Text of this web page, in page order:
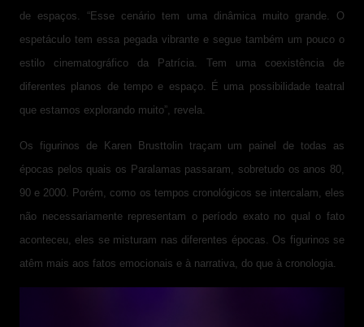
de espaços. “Esse cenário tem uma dinâmica muito grande. O
espetáculo tem essa pegada vibrante e segue também um pouco o
estilo cinematográfico da Patrícia. Tem uma coexistência de
diferentes planos de tempo e espaço. É uma possibilidade teatral
que estamos explorando muito”, revela.
Os figurinos de Karen Brusttolin traçam um painel de todas as
épocas pelos quais os Paralamas passaram, sobretudo os anos 80,
90 e 2000. Porém, como os tempos cronológicos se intercalam, eles
não necessariamente representam o período exato no qual o fato
aconteceu, eles se misturam nas diferentes épocas. Os figurinos se
atêm mais aos fatos emocionais e à narrativa, do que à cronologia.